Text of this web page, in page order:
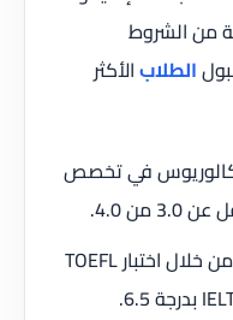
من الشروط
الطلابالأكثر
في تخصص
4.0.
من خلال اختبار TOEFL